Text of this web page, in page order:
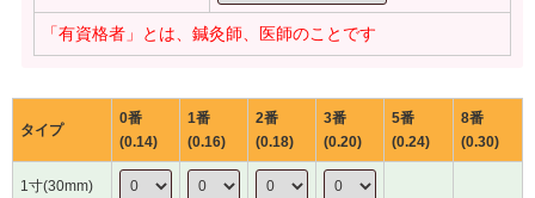
「有資格者」とは、鍼灸師、医師のことです
タイプ
0番
(0.14)
1番
(0.16)
2番
(0.18)
3番
(0.20)
5番
(0.24)
8番
(0.30)
1寸(30mm)